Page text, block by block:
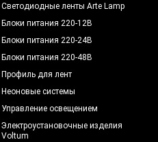
Светодиодные ленты Arte Lamp
Блоки питания 220-12В
Блоки питания 220-24В
Блоки питания 220-48В
Профиль для лент
Неоновые системы
Управление освещением
Электроустановочные изделия
Voltum